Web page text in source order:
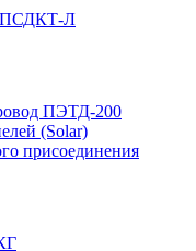
ПСДКТ-Л
ПЭТД-200
(Solar)
присоединения